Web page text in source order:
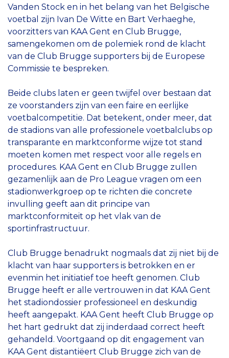
Vanden Stock en in het belang van het Belgische
voetbal zijn Ivan De Witte en Bart Verhaeghe,
voorzitters van KAA Gent en Club Brugge,
samengekomen om de polemiek rond de klacht
van de Club Brugge supporters bij de Europese
Commissie te bespreken.
Beide clubs laten er geen twijfel over bestaan dat
ze voorstanders zijn van een faire en eerlijke
voetbalcompetitie. Dat betekent, onder meer, dat
de stadions van alle professionele voetbalclubs op
transparante en marktconforme wijze tot stand
moeten komen met respect voor alle regels en
procedures. KAA Gent en Club Brugge zullen
gezamenlijk aan de Pro League vragen om een
stadionwerkgroep op te richten die concrete
invulling geeft aan dit principe van
marktconformiteit op het vlak van de
sportinfrastructuur.
Club Brugge benadrukt nogmaals dat zij niet bij de
klacht van haar supporters is betrokken en er
evenmin het initiatief toe heeft genomen. Club
Brugge heeft er alle vertrouwen in dat KAA Gent
het stadiondossier professioneel en deskundig
heeft aangepakt. KAA Gent heeft Club Brugge op
het hart gedrukt dat zij inderdaad correct heeft
gehandeld. Voortgaand op dit engagement van
KAA Gent distantiëert Club Brugge zich van de